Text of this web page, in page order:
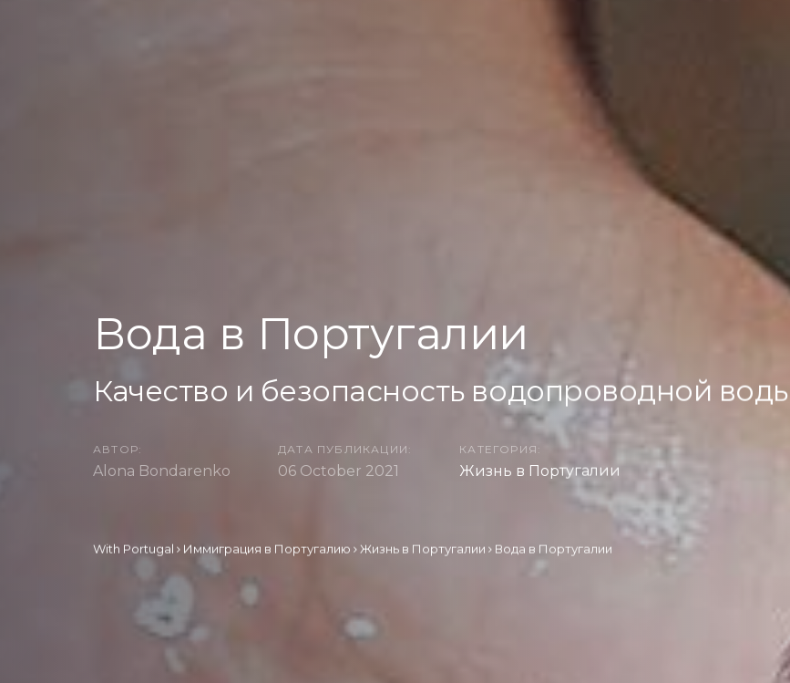
Вода в Португалии
Качество и безопасность водопроводной
АВТОР:
Alona Bondarenko
ДАТА ПУБЛИКАЦИИ:
06 October 2021
КАТЕГОРИЯ:
Жизнь в Португалии
With Portugal Иммиграция в Португалию Жизнь в Португалии Вода в Португалии